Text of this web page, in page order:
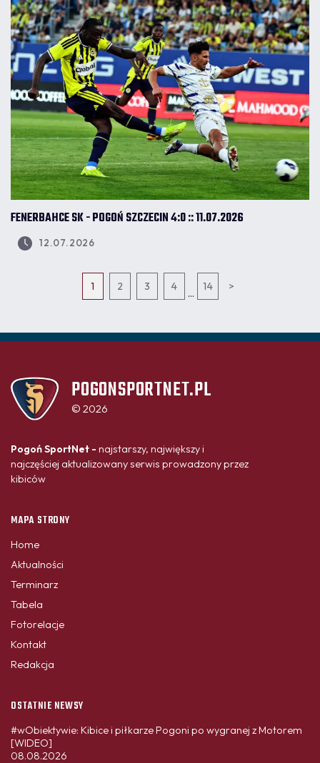
FENERBAHCE SK - POGOŃ SZCZECIN 4:0 :: 11.07.2026
12.07.2026
1 2 3 4
...
14 >
POGONSPORTNET.PL
© 2026
Pogoń SportNet - najstarszy, największy i
najczęściej aktualizowany serwis prowadzony przez
kibiców
MAPA STRONY
Home
Aktualności
Terminarz
Tabela
Fotorelacje
Kontakt
Redakcja
OSTATNIE NEWSY
#wObiektywie: Kibice i piłkarze Pogoni po wygranej z Motorem
[WIDEO]
08.08.2026